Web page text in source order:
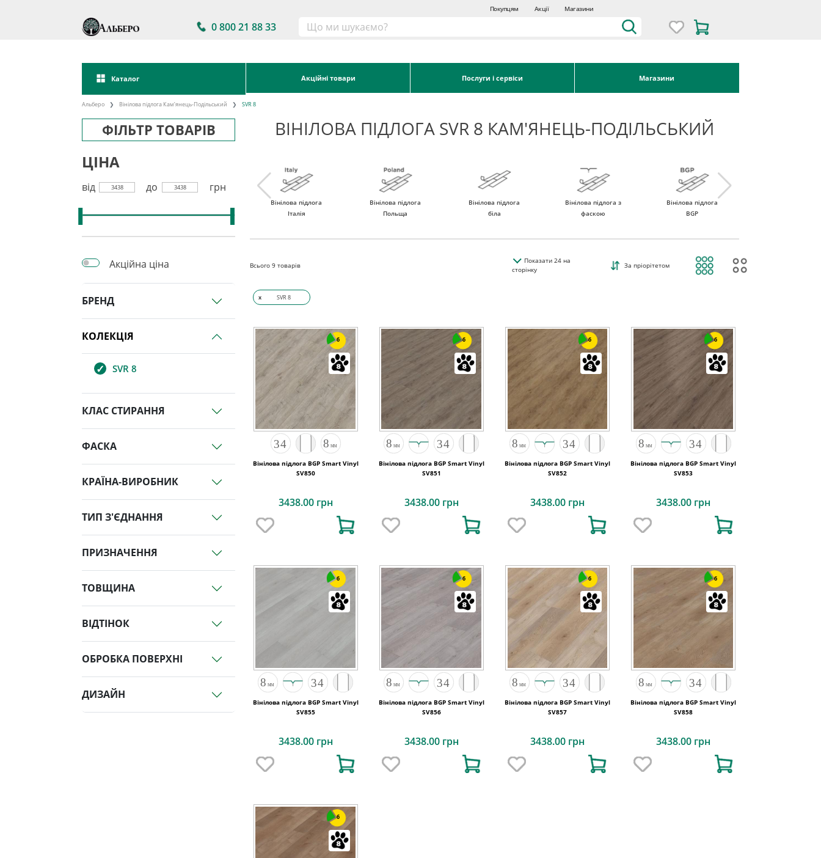
Покупцям Акції Магазини
0 800 21 88 33
Каталог Акційні товари Послуги і сервіси Магазини
Альберо Вінілова підлога Кам’янець-Подільський SVR 8
ФІЛЬТР ТОВАРІВ ВІНІЛОВА ПІДЛОГА SVR 8 КАМ'ЯНЕЦЬ-ПОДІЛЬСЬКИЙ
ЦІНА
від 3438 до 3438 грн
Акційна ціна
БРЕНД
КОЛЕКЦІЯ
SVR 8
КЛАС СТИРАННЯ
ФАСКА
КРАЇНА-ВИРОБНИК
ТИП З'ЄДНАННЯ
ПРИЗНАЧЕННЯ
ТОВЩИНА
ВІДТІНОК
ОБРОБКА ПОВЕРХНІ
ДИЗАЙН
підлогу
клейова
Вінілова підлога
Італія
Вінілова підлога
Польща
Вінілова підлога
біла
Вінілова підлога з
фаскою
Вінілова підлога
BGP
Всього9 товарів
Показати24на
сторінку
За пріорітетом
x SVR 8
6
Вінілова підлога BGP Smart Vinyl
SV850
3438.00 грн
6
Вінілова підлога BGP Smart Vinyl
SV851
3438.00 грн
6
Вінілова підлога BGP Smart Vinyl
SV852
3438.00 грн
6
Вінілова підлога BGP Smart Vinyl
SV853
3438.00 грн
6
Вінілова підлога BGP Smart Vinyl
SV855
3438.00 грн
6
Вінілова підлога BGP Smart Vinyl
SV856
3438.00 грн
6
Вінілова підлога BGP Smart Vinyl
SV857
3438.00 грн
6
Вінілова підлога BGP Smart Vinyl
SV858
3438.00 грн
6